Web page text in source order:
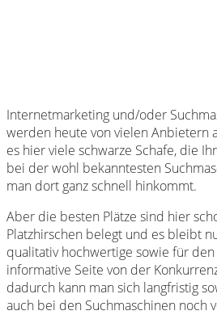
Internetmarketing und/oder
werden heute von vielen Anbietern
es hier viele schwarze Schafe, die
bei der wohl bekanntesten
man dort ganz schnell hinkommt.
Aber die besten Plätze sind hier
Platzhirschen belegt und es bleibt
qualitativ hochwertige sowie für
informative Seite von der
dadurch kann man sich langfristig
auch bei den Suchmaschinen noch